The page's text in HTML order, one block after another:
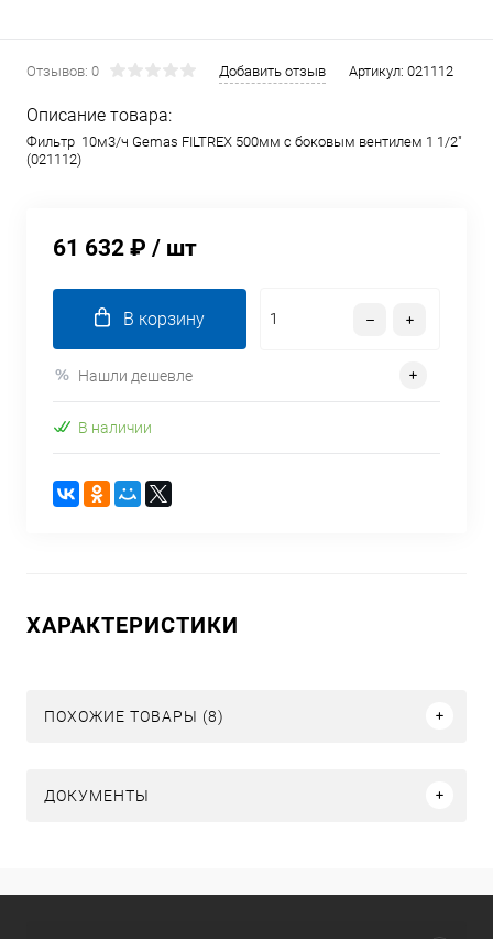
Отзывов: 0 Добавить отзыв Артикул: 021112
Описание товара:
Фильтр 10м3/ч Gemas FILTREX 500мм с боковым вентилем 1 1/2"
(021112)
61 632 ₽ / шт
В корзину
Нашли дешевле
В наличии
ХАРАКТЕРИСТИКИ
ПОХОЖИЕ ТОВАРЫ (8)
ДОКУМЕНТЫ